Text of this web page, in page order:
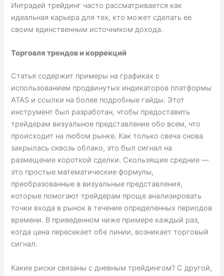
Интрадей трейдинг часто рассматривается как
идеальная карьера для тех, кто может сделать ее
своим единственным источником дохода.
Торговля трендов и коррекций
Статья содержит примеры на графиках с
использованием продвинутых индикаторов платформы
ATAS и ссылки на более подробные гайды. Этот
инструмент был разработан, чтобы предоставить
трейдерам визуальное представление обо всем, что
происходит на любом рынке. Как только свеча снова
закрылась сквозь облако, это был сигнал на
размещение короткой сделки. Скользящие средние —
это простые математические формулы,
преобразованные в визуальные представления,
которые помогают трейдерам проще анализировать
точки входа в рынок в течение определенных периодов
времени. В приведенном ниже примере каждый раз,
когда цена пересекает обе линии, возникает торговый
сигнал.
Какие риски связаны с дневным трейдингом? С другой,